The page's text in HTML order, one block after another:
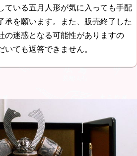
ている五月人形が気に入っても手配
承を願います。また、販売終了した
の迷惑となる可能性がありますの
ても返答できません。